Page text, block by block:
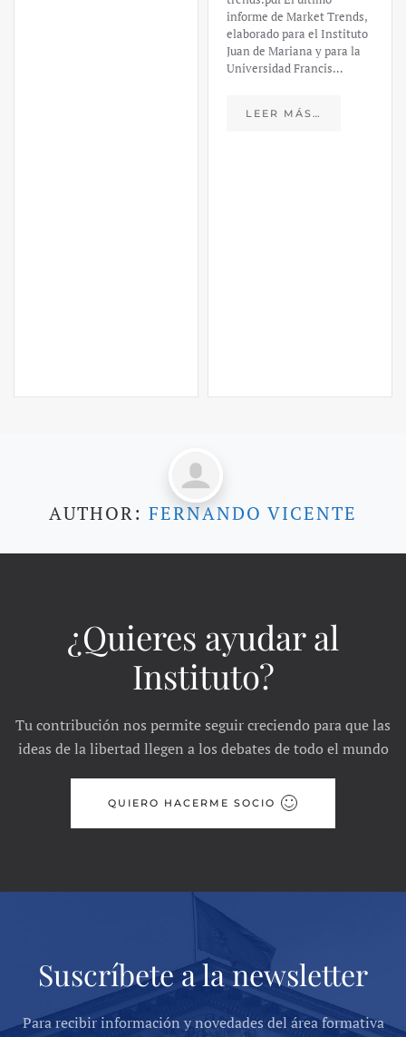
LEER MÁS…
AUTHOR: FERNANDO VICENTE
¿Quieres ayudar al
Instituto?
Tu contribución nos permite seguir creciendo para que las
ideas de la libertad llegen a los debates de todo el mundo
QUIERO HACERME SOCIO
Suscríbete a la newsletter
Para recibir información y novedades del área formativa